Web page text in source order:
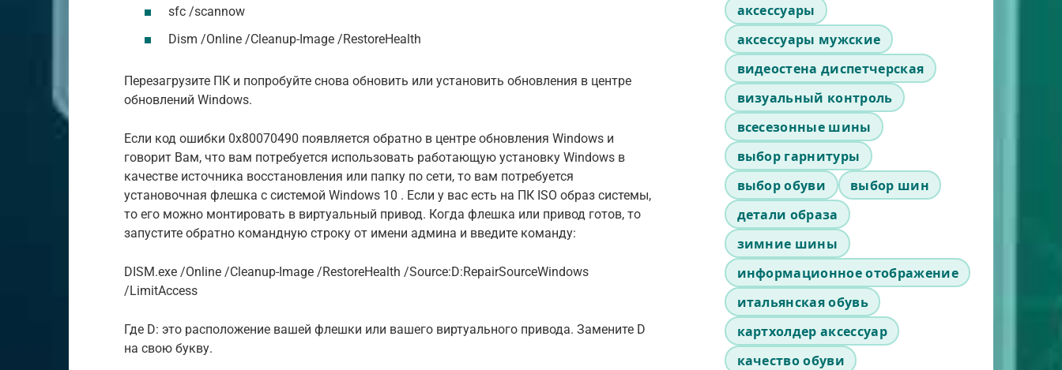
sfc /scannow
Dism /Online /Cleanup-Image /RestoreHealth
Перезагрузите ПК и попробуйте снова обновить или установить обновления в центре
обновлений Windows.
Если код ошибки 0x80070490 появляется обратно в центре обновления Windows и
говорит Вам, что вам потребуется использовать работающую установку Windows в
качестве источника восстановления или папку по сети, то вам потребуется
установочная флешка с системой Windows 10 . Если у вас есть на ПК ISO образ системы,
то его можно монтировать в виртуальный привод. Когда флешка или привод готов, то
запустите обратно командную строку от имени админа и введите команду:
DISM.exe /Online /Cleanup-Image /RestoreHealth /Source:D:RepairSourceWindows
/LimitAccess
Где D: это расположение вашей флешки или вашего виртуального привода. Замените D
на свою букву.
аксессуары
аксессуары мужские
видеостена диспетчерская
визуальный контроль
всесезонные шины
выбор гарнитуры
выбор обуви
выбор шин
детали образа
зимние шины
информационное отображение
итальянская обувь
картхолдер аксессуар
качество обуви